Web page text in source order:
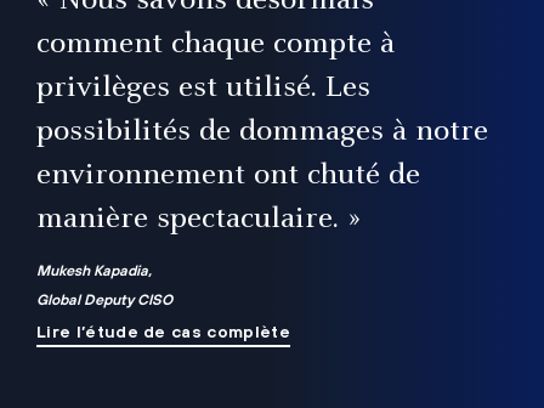
comment chaque compte à
privilèges est utilisé. Les
possibilités de dommages à notre
environnement ont chuté de
manière spectaculaire. »
Mukesh Kapadia,
Global Deputy CISO
Lire l’étude de cas complète